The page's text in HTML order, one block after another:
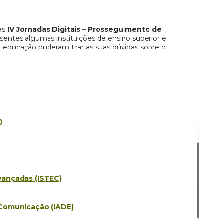
IV Jornadas Digitais – Prosseguimento de
algumas instituições de ensino superior e
puderam tirar as suas dúvidas sobre o
(ISTEC)
(IADE)